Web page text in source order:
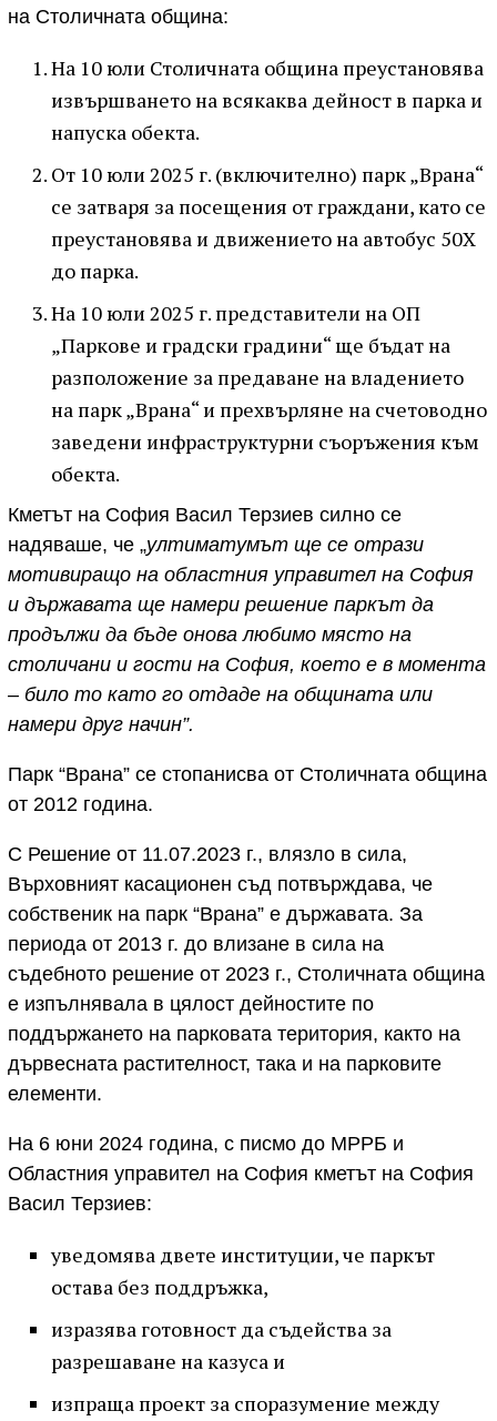
на Столичната община:
На 10 юли Столичната община преустановява
извършването на всякаква дейност в парка и
напуска обекта.
От 10 юли 2025 г. (включително) парк „Врана“
се затваря за посещения от граждани, като се
преустановява и движението на автобус 50Х
до парка.
На 10 юли 2025 г. представители на ОП
„Паркове и градски градини“ ще бъдат на
разположение за предаване на владението
на парк „Врана“ и прехвърляне на счетоводно
заведени инфраструктурни съоръжения към
обекта.
Кметът на София Васил Терзиев силно се
надяваше, че „ултиматумът ще се отрази
мотивиращо на областния управител на София
и държавата ще намери решение паркът да
продължи да бъде онова любимо място на
столичани и гости на София, което е в момента
– било то като го отдаде на общината или
намери друг начин”.
Парк “Врана” се стопанисва от Столичната община
от 2012 година.
С Решение от 11.07.2023 г., влязло в сила,
Върховният касационен съд потвърждава, че
собственик на парк “Врана” е държавата. За
периода от 2013 г. до влизане в сила на
съдебното решение от 2023 г., Столичната община
е изпълнявала в цялост дейностите по
поддържането на парковата територия, както на
дървесната растителност, така и на парковите
елементи.
На 6 юни 2024 година, с писмо до МРРБ и
Областния управител на София кметът на София
Васил Терзиев:
уведомява двете институции, че паркът
остава без поддръжка,
изразява готовност да съдейства за
разрешаване на казуса и
изпраща проект за споразумение между